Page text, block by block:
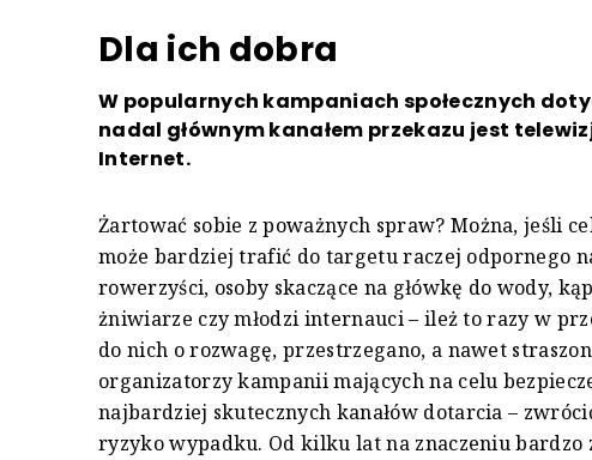
Dla ich dobra
W popularnych kampaniach społecznych
nadal głównym kanałem przekazu jest
Internet.
Żartować sobie z poważnych spraw? Można, jeśli
może bardziej trafić do targetu raczej odpornego
rowerzyści, osoby skaczące na główkę do wody,
żniwiarze czy młodzi internauci – ileż to razy w
do nich o rozwagę, przestrzegano, a nawet
organizatorzy kampanii mających na celu
najbardziej skutecznych kanałów dotarcia –
ryzyko wypadku. Od kilku lat na znaczeniu bardzo